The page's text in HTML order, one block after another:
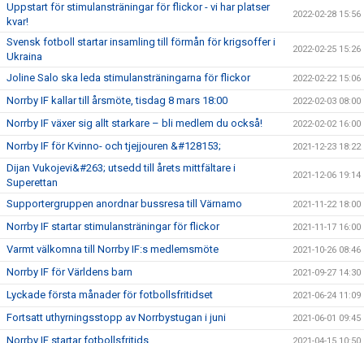
Uppstart för stimulansträningar för flickor - vi har platser
kvar!
2022-02-28 15:56
Svensk fotboll startar insamling till förmån för krigsoffer i
Ukraina
2022-02-25 15:26
Joline Salo ska leda stimulansträningarna för flickor 2022-02-22 15:06
Norrby IF kallar till årsmöte, tisdag 8 mars 18:00 2022-02-03 08:00
Norrby IF växer sig allt starkare – bli medlem du också! 2022-02-02 16:00
Norrby IF för Kvinno- och tjejjouren &#128153; 2021-12-23 18:22
Dijan Vukojevi&#263; utsedd till årets mittfältare i
Superettan
2021-12-06 19:14
Supportergruppen anordnar bussresa till Värnamo 2021-11-22 18:00
Norrby IF startar stimulansträningar för flickor 2021-11-17 16:00
Varmt välkomna till Norrby IF:s medlemsmöte 2021-10-26 08:46
Norrby IF för Världens barn 2021-09-27 14:30
Lyckade första månader för fotbollsfritidset 2021-06-24 11:09
Fortsatt uthyrningsstopp av Norrbystugan i juni 2021-06-01 09:45
Norrby IF startar fotbollsfritids